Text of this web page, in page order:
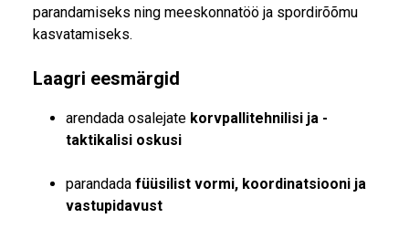
parandamiseks ning meeskonnatöö ja spordirõõmu
kasvatamiseks.
Laagri eesmärgid
arendada osalejate korvpallitehnilisi ja -
taktikalisi oskusi
parandada füüsilist vormi, koordinatsiooni ja
vastupidavust